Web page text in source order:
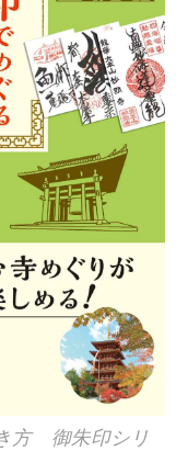
方 御朱印シリ